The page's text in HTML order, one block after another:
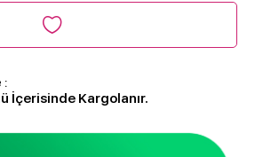
:
İçerisinde Kargolanır.